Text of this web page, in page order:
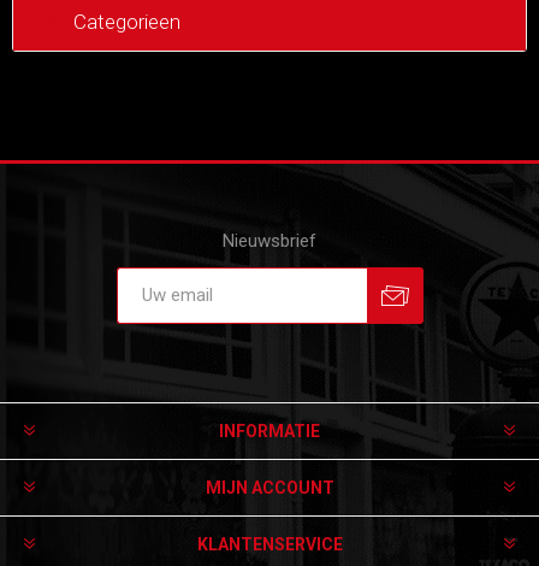
Categorieen
Nieuwsbrief
INFORMATIE
MIJN ACCOUNT
KLANTENSERVICE